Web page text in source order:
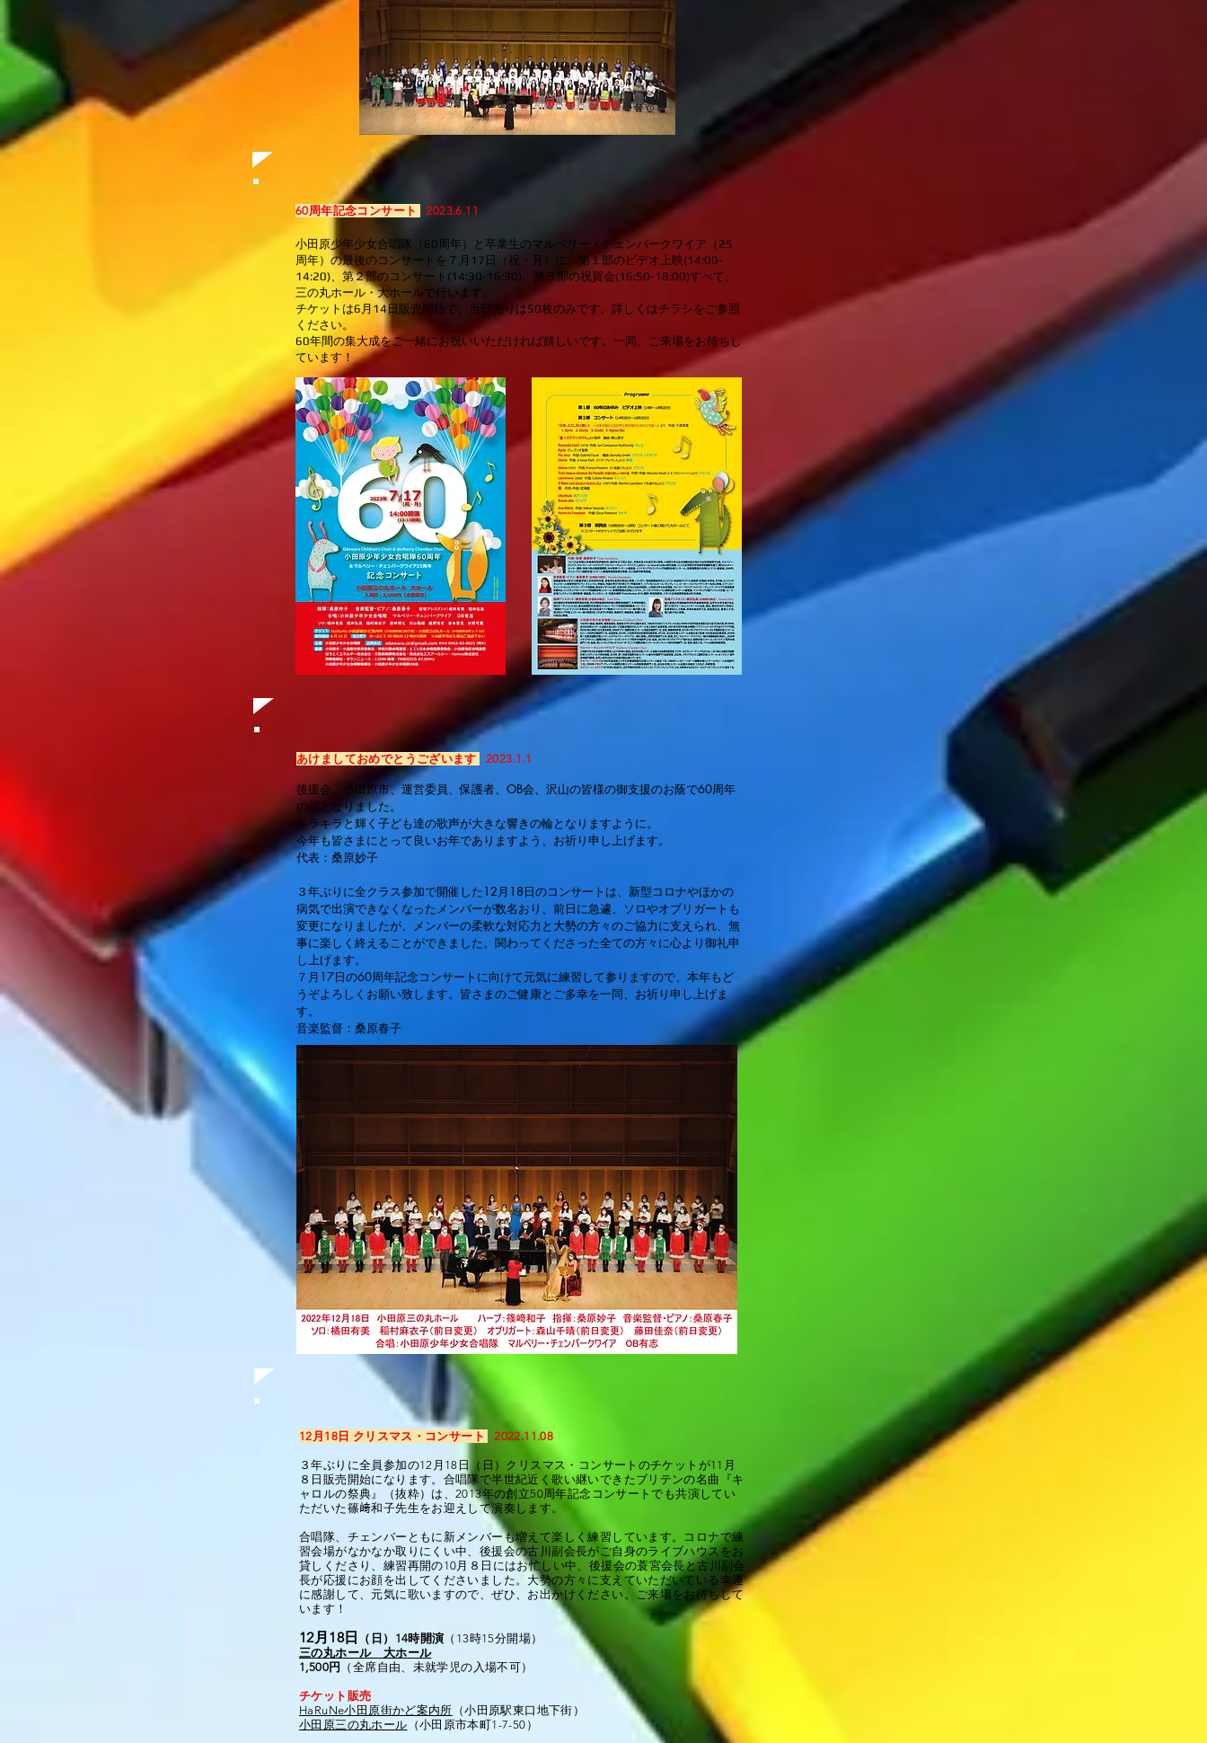
60周年記念コンサート 2023.6.11
小田原少年少女合唱隊（60周年）と卒業生のマルベリー・チェンバークワイア（25
周年）の最後のコンサートを７月17日（祝・月）に、第１部のビデオ上映(14:00-
14:20)、第２部のコンサート(14:30-16:30)、第３部の祝賀会(16:50-18:00)すべて、
三の丸ホール・大ホールで行います。
チケットは6月14日販売開始で、当日売りは50枚のみです。詳しくはチラシをご参照
ください。
60年間の集大成をご一緒にお祝いいただければ嬉しいです。一同、ご来場をお待ちし
ています！
あけましておめでとうございます 2023.1.1
後援会、小田原市、運営委員、保護者、OB会、 沢山の皆様の御支援のお蔭で60周年
の年となりました。
キラキラと輝く子ども達の歌声が大きな響きの輪となりますように。
今年も皆さまにとって良いお年でありますよう、お祈り申し上げます。
代表：桑原妙子
３年ぶりに全クラス参加で開催した12月18日のコンサートは、新型コロナやほかの
病気で出演できなくなったメンバーが数名おり、前日に急遽、ソロやオブリガートも
変更になりましたが、メンバーの柔軟な対応力と大勢の方々のご協力に支えられ、無
事に楽しく終えることができました。関わってくださった全ての方々に心より御礼申
し上げます。
７月17日の60周年記念コンサートに向けて元気に練習して参りますので、本年もど
うぞよろしくお願い致します。皆さまのご健康とご多幸を一同、お祈り申し上げま
す。
音楽監督：桑原春子
12月18日 クリスマス・コンサート 2022.11.08
３年ぶりに全員参加の12月18日（日）クリスマス・コンサートのチケットが11月
８日販売開始になります。合唱隊で半世紀近く歌い継いできたブリテンの名曲『キ
ャロルの祭典』（抜粋）は、2013年の創立50周年記念コンサートでも共演してい
ただいた篠﨑和子先生をお迎えして演奏します。
合唱隊、チェンバーともに新メンバーも増えて楽しく練習しています。コロナで練
習会場がなかなか取りにくい中、後援会の古川副会長がご自身のライブハウスをお
貸しくださり、練習再開の10月８日にはお忙しい中、後援会の蓑宮会長と古川副会
長が応援にお顔を出してくださいました。大勢の方々に支えていただいている幸運
に感謝して、元気に歌いますので、ぜひ、お出かけください。ご来場をお待ちして
います！
12月18日 （日）14時開演 （13時15分開場）
三の丸ホール 大ホール
1,500円
（全席自由、未就学児の入場不可）
チケット販売
HaRuNe小田原街かど案内所 （小田原駅東口地下街）
小田原三の丸ホール （小田原市本町1-7-50）